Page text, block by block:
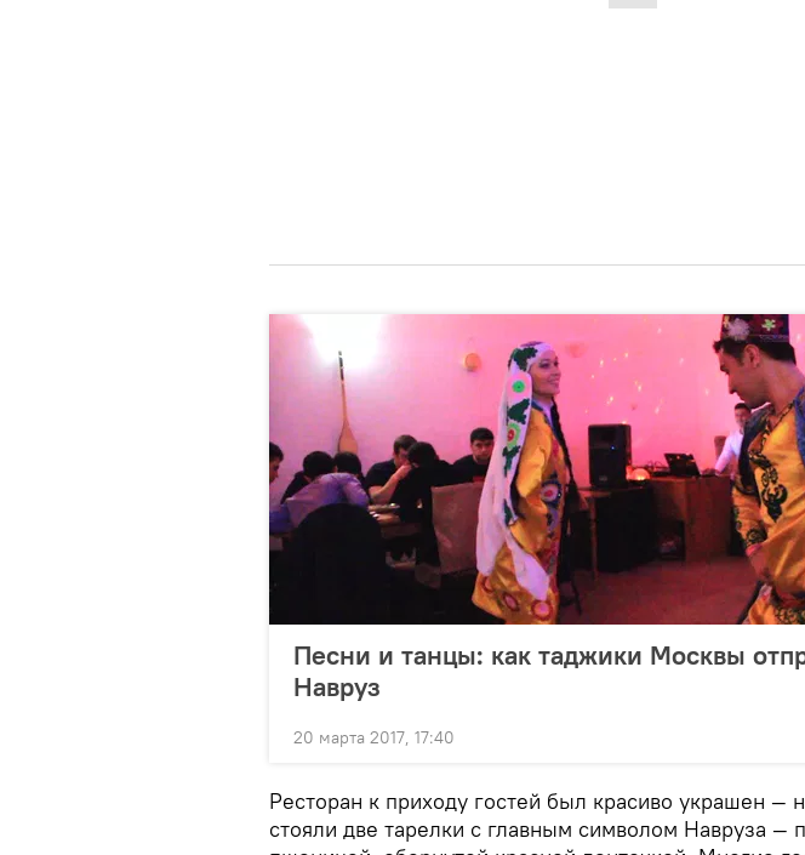
Песни и танцы: как таджики Москвы
Навруз
20 марта 2017, 17:40
Ресторан к приходу гостей был красиво украшен —
стояли две тарелки с главным символом Навруза —